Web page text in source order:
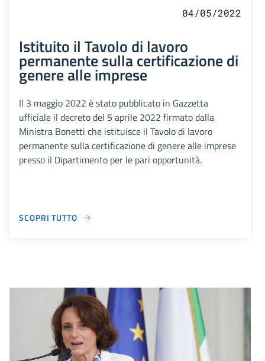
04/05/2022
Istituito il Tavolo di lavoro
permanente sulla certificazione di
genere alle imprese
Il 3 maggio 2022 è stato pubblicato in Gazzetta
ufficiale il decreto del 5 aprile 2022 firmato dalla
Ministra Bonetti che istituisce il Tavolo di lavoro
permanente sulla certificazione di genere alle imprese
presso il Dipartimento per le pari opportunità.
SCOPRI TUTTO